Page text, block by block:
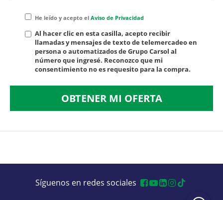
He leído y acepto el Aviso de Privacidad
Al hacer clic en esta casilla, acepto recibir
llamadas y mensajes de texto de telemercadeo en
persona o automatizados de Grupo Carsol al
número que ingresé. Reconozco que mi
consentimiento no es requesito para la compra.
OBTENER MI OFERTA
Síguenos en redes sociales